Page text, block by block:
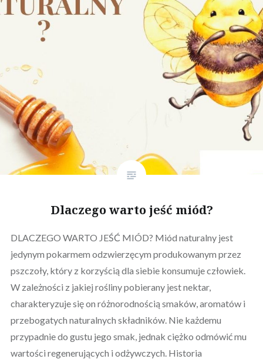
Dlaczego warto jeść miód?
DLACZEGO WARTO JEŚĆ MIÓD? Miód naturalny jest
jedynym pokarmem odzwierzęcym produkowanym przez
pszczoły, który z korzyścią dla siebie konsumuje człowiek.
W zależności z jakiej rośliny pobierany jest nektar,
charakteryzuje się on różnorodnością smaków, aromatów i
przebogatych naturalnych składników. Nie każdemu
przypadnie do gustu jego smak, jednak ciężko odmówić mu
wartości regenerujących i odżywczych. Historia